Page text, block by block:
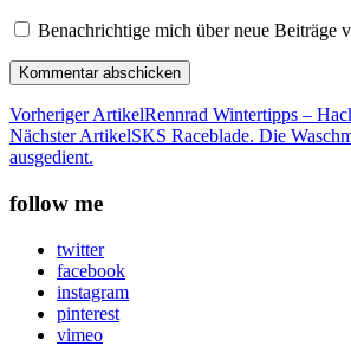
Benachrichtige mich über neue Beiträge
Vorheriger ArtikelRennrad Wintertipps –
Nächster ArtikelSKS Raceblade. Die
ausgedient.
follow me
twitter
facebook
instagram
pinterest
vimeo